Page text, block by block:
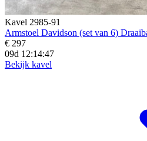
Kavel 2985-91
Armstoel Davidson (set van 6)
€ 297
09d 12:14:45
Bekijk kavel